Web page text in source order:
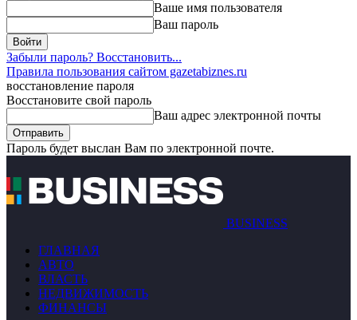
Ваше имя пользователя
Ваш пароль
Забыли пароль? Восстановить...
Правила пользования сайтом gazetabiznes.ru
восстановление пароля
Восстановите свой пароль
Ваш адрес электронной почты
Пароль будет выслан Вам по электронной почте.
BUSINESS
ГЛАВНАЯ
АВТО
ВЛАСТЬ
НЕДВИЖИМОСТЬ
ФИНАНСЫ